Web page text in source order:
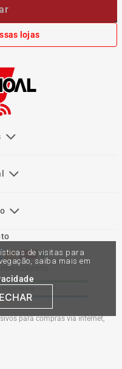
de visitas para
saiba mais em
lojas
para compras via internet,